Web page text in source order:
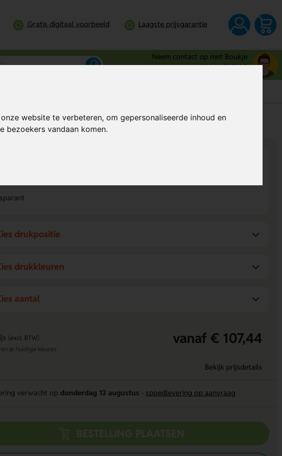
website te verbeteren, om gepersonaliseerde inhoud en
bezoekers vandaan komen.
Gratis digitaal voorbeeld Laagste prijsgarantie
Neem contact op met Boukje
0344 - 745109
mijn prijs Al vanaf€ 3,25 per stuk (excl. BTW)
drukpositie
drukkleuren
aantal
(excl. BTW) vanaf € 107,44
je huidige keuzes
Bekijk prijsdetails
verwacht op donderdag 13 augustus spoedlevering op aanvraag
BESTELLING PLAATSEN